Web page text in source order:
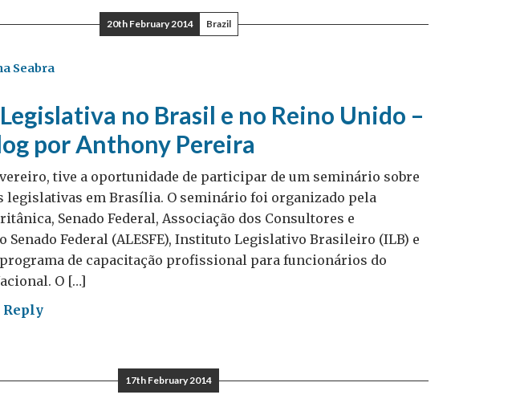
20th February 2014 Brazil
Seabra
no Brasil e no Reino Unido –
por Anthony Pereira
tive a oportunidade de participar de um seminário sobre
legislativas em Brasília. O seminário foi organizado pela
Senado Federal, Associação dos Consultores e
Senado Federal (ALESFE), Instituto Legislativo Brasileiro (ILB) e
de capacitação profissional para funcionários do
O […]
Reply
17th February 2014